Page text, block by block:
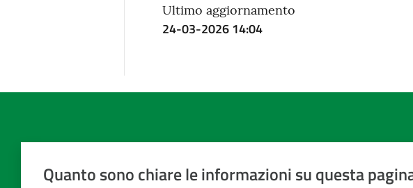
Ultimo aggiornamento
24-03-2026 14:04
Quanto sono chiare le informazioni su questa